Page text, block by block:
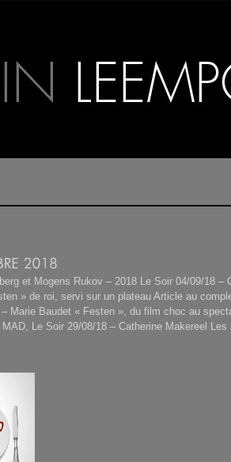
et Mogens Rukov – 2018 Le Soir 04/09/18 –
» de roi, servi sur un plateau Article au
– Marie Baudet « Festen », du film choc au
Le Soir 29/08/18 – Catherine Makereel